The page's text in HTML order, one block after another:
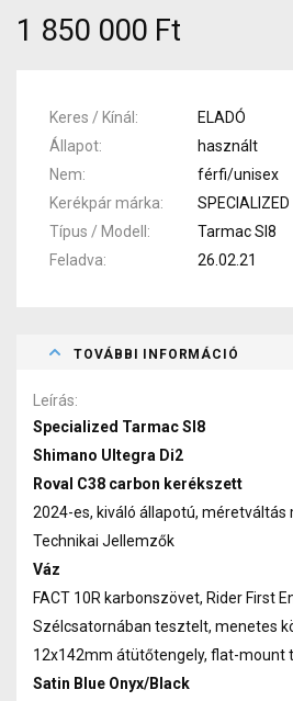
1 850 000 Ft
Keres / Kínál
ELADÓ
Állapot
használt
Nem
férfi/unisex
Kerékpár márka
SPECIALIZED
Típus / Modell
Tarmac Sl8
Feladva
26.02.21
TOVÁBBI INFORMÁCIÓ
Leírás
Specialized Tarmac Sl8
Shimano Ultegra Di2
Roval C38 carbon kerékszett
2024-es, kiváló állapotú, méretváltás
Technikai Jellemzők
Váz
FACT 10R karbonszövet, Rider First
Szélcsatornában tesztelt, menetes
12x142mm átütőtengely, flat-mount
Satin Blue Onyx/Black